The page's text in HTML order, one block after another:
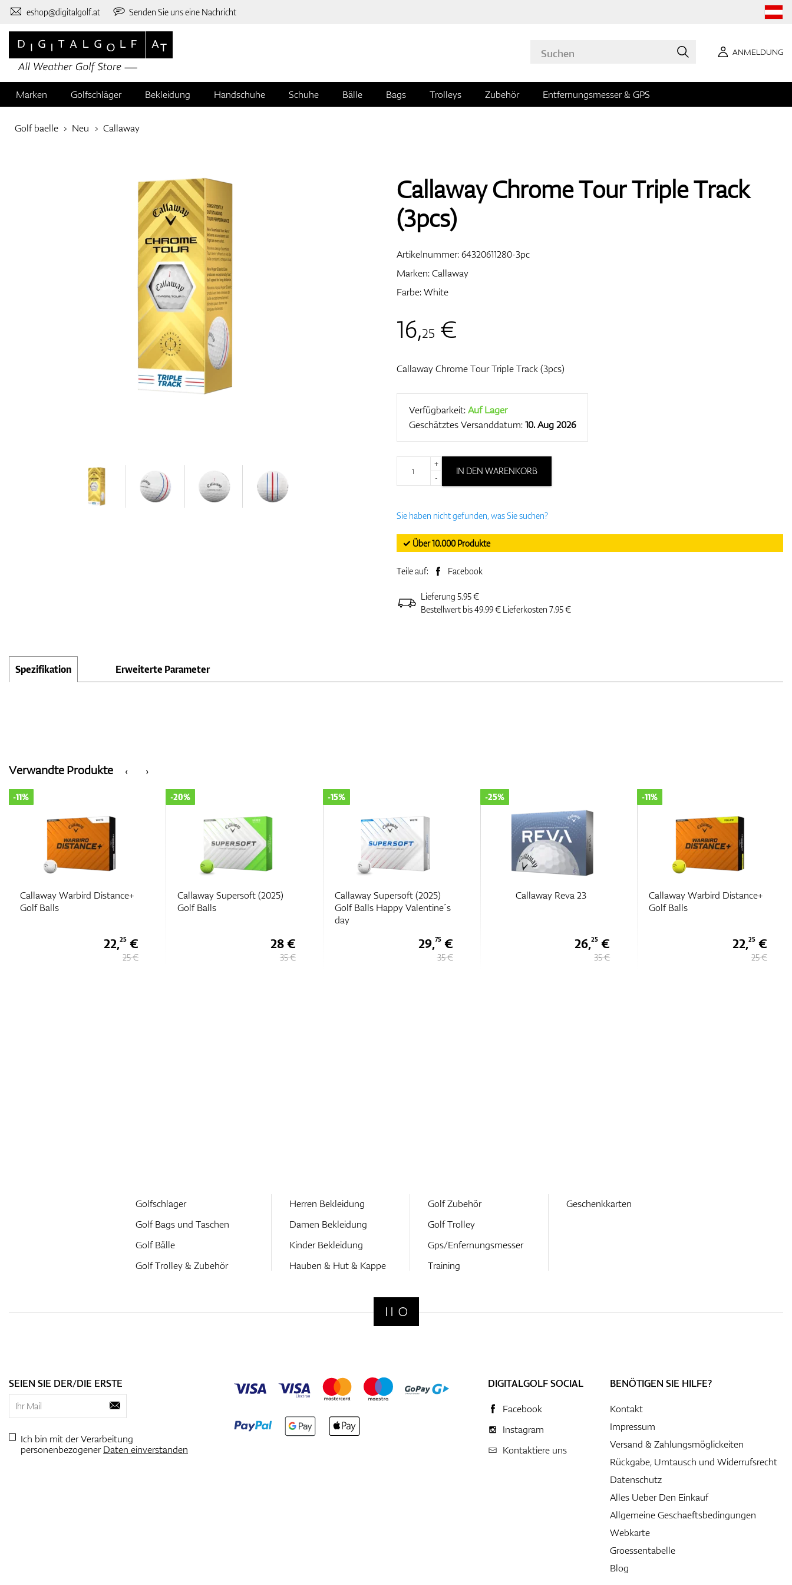
eshop@digitalgolf.at Senden Sie uns eine Nachricht
ANMELDUNG
Marken Golfschläger Bekleidung Handschuhe Schuhe Bälle Bags Trolleys Zubehör Entfernungsmesser & GPS
Golf baelle Neu Callaway
Callaway Chrome Tour Triple Track
(3pcs)
Artikelnummer:64320611280-3pc
Marken:Callaway
Farbe: White
16,25 €
Callaway Chrome Tour Triple Track (3pcs)
Verfügbarkeit:Auf Lager
Geschätztes Versanddatum:10. Aug 2026
+
-
IN DEN WARENKORB
Sie haben nicht gefunden, was Sie suchen?
✓ Über 10.000 Produkte
Teile auf: Facebook
Lieferung 5.95 €
Bestellwert bis 49.99 € Lieferkosten 7.95 €
Spezifikation Erweiterte Parameter
‹
Verwandte Produkte ›
Callaway Warbird Distance+
Golf Balls
-11%
22,25 €
25 €
Callaway Supersoft (2025)
Golf Balls
-20%
28 €
35 €
Callaway Supersoft (2025)
Golf Balls Happy Valentine´s
day
-15%
29,75€
35 €
Callaway Reva 23
-25%
26,25 €
35 €
Callaway Warbird Distance+
Golf Balls
-11%
22,25€
25 €
Golfschlager
Golf Bags und Taschen
Golf Bälle
Golf Trolley & Zubehör
Herren Bekleidung
Damen Bekleidung
Kinder Bekleidung
Hauben & Hut & Kappe
Golf Zubehör
Golf Trolley
Gps/Enfernungsmesser
Training
Geschenkkarten
SEIEN SIE DER/DIE ERSTE
Ich bin mit der Verarbeitung
personenbezogenerDaten einverstanden
DIGITALGOLF SOCIAL
Facebook
Instagram
Kontaktiere uns
BENÖTIGEN SIE HILFE?
Kontakt
Impressum
Versand & Zahlungsmöglickeiten
Rückgabe, Umtausch und Widerrufsrecht
Datenschutz
Alles Ueber Den Einkauf
Allgemeine Geschaeftsbedingungen
Webkarte
Groessentabelle
Blog